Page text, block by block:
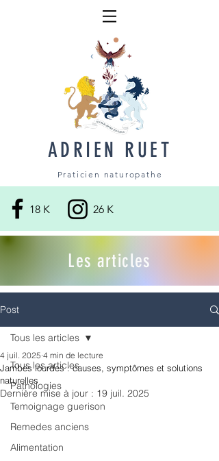
ADRIEN RUET
Praticien naturopathe
18 K 26 K
Les articles
Post
Tous les articles
Pathologies
Temoignage guerison
Remedes anciens
Alimentation
Tous les articles
Jambes lourdes : causes, symptômes et solutions
naturelles
4 juil. 2025 4 min de lecture
Dernière mise à jour : 19 juil. 2025